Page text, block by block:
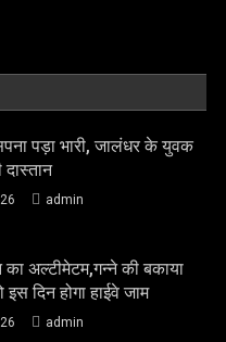
पड़ा भारी, जालंधर के युवक
दास्तान
admin
अल्टीमेटम,गन्ने की बकाया
इस दिन होगा हाईवे जाम
admin